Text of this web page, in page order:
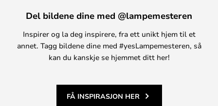
Del bildene dine med @lampemesteren
Inspirer og la deg inspirere, fra ett unikt hjem til et
annet. Tagg bildene dine med #yesLampemesteren, så
kan du kanskje se hjemmet ditt her!
FÅ INSPIRASJON HER